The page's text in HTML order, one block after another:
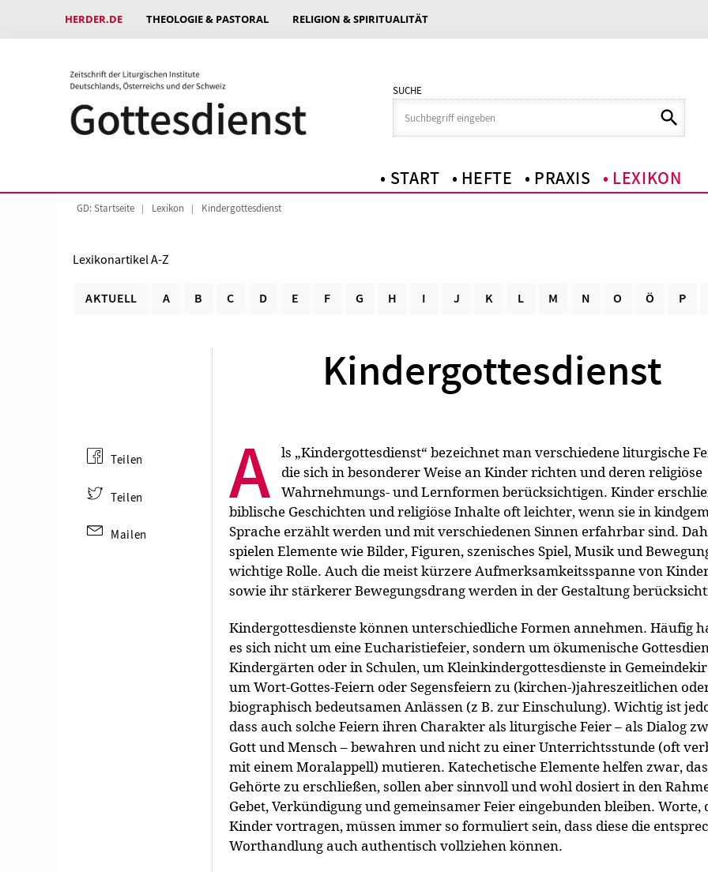
HERDER.DE THEOLOGIE & PASTORAL RELIGION & SPIRITUALITÄT
SUCHE
START HEFTE PRAXIS LEXIKON
GD: Startseite Lexikon Kindergottesdienst
Lexikonartikel A-Z
AKTUELL A B C D E F G H I J K L M N O Ö P
Kindergottesdienst
A ls „Kindergottesdienst“bezeichnet man verschiedene liturgische
die sich in besonderer Weise an Kinder richten und deren religiöse
Wahrnehmungs- und Lernformen berücksichtigen. Kinder
biblische Geschichten und religiöse Inhalte oft leichter, wenn sie in
Sprache erzählt werden und mit verschiedenen Sinnen erfahrbar sind.
spielen Elemente wie Bilder, Figuren, szenisches Spiel, Musik und
wichtige Rolle. Auch die meist kürzere Aufmerksamkeitsspanne von
sowie ihr stärkerer Bewegungsdrang werden in der Gestaltung
Kindergottesdienste können unterschiedliche Formen annehmen. Häufig
es sich nicht um eine Eucharistiefeier, sondern um ökumenische
Kindergärten oder in Schulen, um Kleinkindergottesdienste in
um Wort-Gottes-Feiern oder Segensfeiern zu (kirchen-)jahreszeitlichen
biographisch bedeutsamen Anlässen (z B. zur Einschulung). Wichtig ist
dass auch solche Feiern ihren Charakter als liturgische Feier – als Dialog
Gott und Mensch – bewahren und nicht zu einer Unterrichtsstunde (oft
mit einem Moralappell) mutieren. Katechetische Elemente helfen zwar, das
Gehörte zu erschließen, sollen aber sinnvoll und wohl dosiert in den
Gebet, Verkündigung und gemeinsamer Feier eingebunden bleiben. Worte,
Kinder vortragen, müssen immer so formuliert sein, dass diese die
Worthandlung auch authentisch vollziehen können.
Teilen
Teilen
Mailen
Zurück